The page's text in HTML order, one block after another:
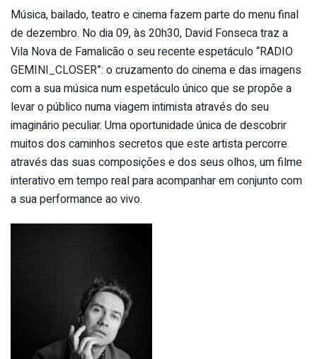
Música, bailado, teatro e cinema fazem parte do menu final
de dezembro. No dia 09, às 20h30, David Fonseca traz a
Vila Nova de Famalicão o seu recente espetáculo “RADIO
GEMINI_CLOSER”: o cruzamento do cinema e das imagens
com a sua música num espetáculo único que se propõe a
levar o público numa viagem intimista através do seu
imaginário peculiar. Uma oportunidade única de descobrir
muitos dos caminhos secretos que este artista percorre
através das suas composições e dos seus olhos, um filme
interativo em tempo real para acompanhar em conjunto com
a sua performance ao vivo.